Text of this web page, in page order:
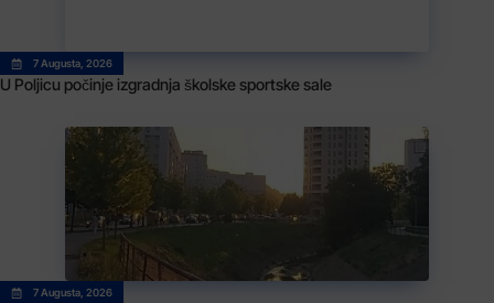
7 Augusta, 2026
U Poljicu počinje izgradnja školske sportske sale
7 Augusta, 2026